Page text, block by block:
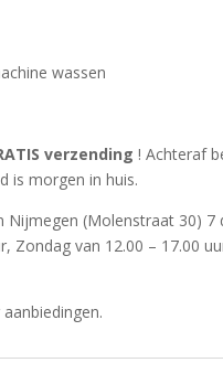
wassen
verzending! Achteraf
is morgen in huis.
Nijmegen (Molenstraat 30) 7
Zondag van 12.00 – 17.00